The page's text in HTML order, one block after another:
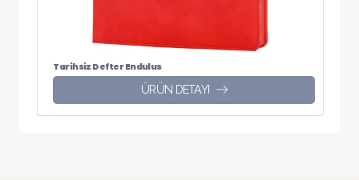
Tarihsiz Defter Endulus
ÜRÜN DETAYI